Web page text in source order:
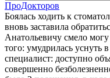
ПроДокторов
Боялась ходить к
вновь заставила
Анатольевичу смело
того: умудрилась уснуть
специалист: доступно
совершенно